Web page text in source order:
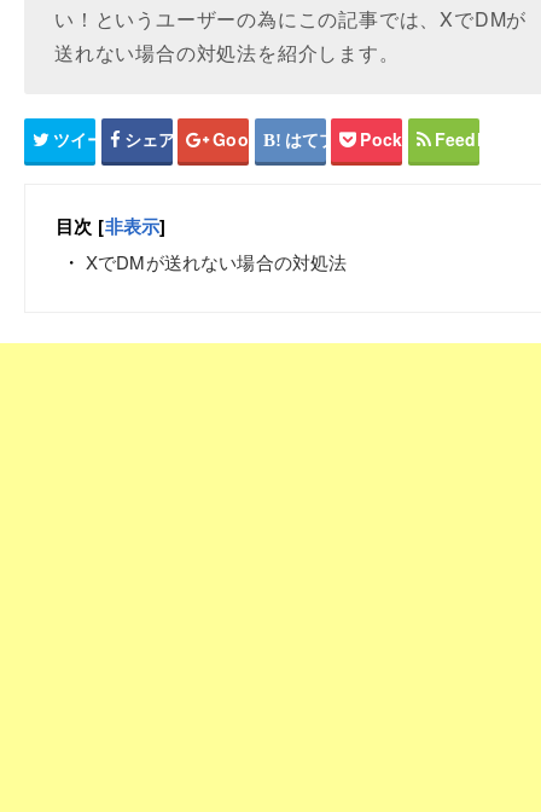
い！というユーザーの為にこの記事では、XでDMが
送れない場合の対処法を紹介します。
ツイート シェア Google+ はてブ Pocket Feedly
目次 [非表示]
XでDMが送れない場合の対処法